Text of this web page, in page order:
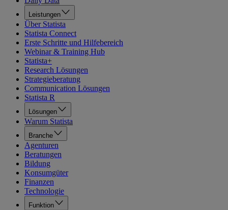
Leistungen
Über Statista
Statista Connect
Erste Schritte und Hilfebereich
Webinar & Training Hub
Statista+
Research Lösungen
Strategieberatung
Communication Lösungen
Statista R
Lösungen
Warum Statista
Branche
Agenturen
Beratungen
Bildung
Konsumgüter
Finanzen
Technologie
Funktion